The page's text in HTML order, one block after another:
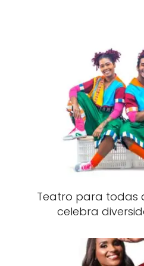
Teatro para todas
celebra